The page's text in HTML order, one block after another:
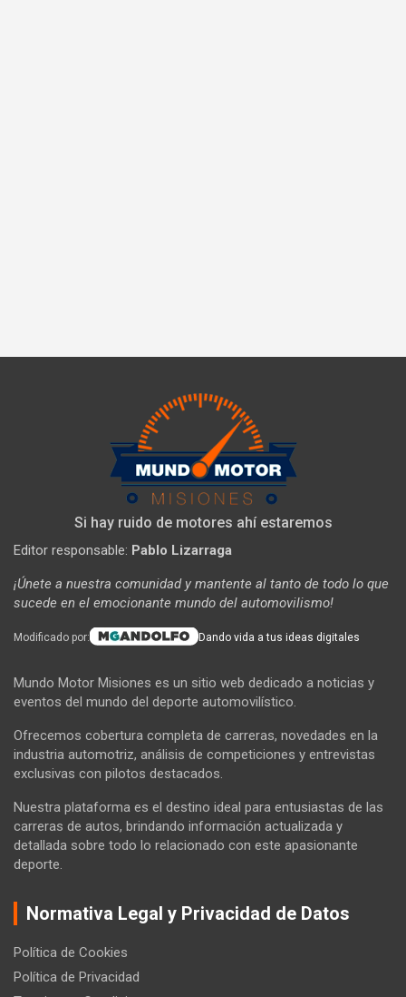
Si hay ruido de motores ahí estaremos
Editor responsable: Pablo Lizarraga
¡Únete a nuestra comunidad y mantente al tanto de todo lo que
sucede en el emocionante mundo del automovilismo!
Modificado por: Dando vida a tus ideas digitales
Mundo Motor Misiones es un sitio web dedicado a noticias y
eventos del mundo del deporte automovilístico.
Ofrecemos cobertura completa de carreras, novedades en la
industria automotriz, análisis de competiciones y entrevistas
exclusivas con pilotos destacados.
Nuestra plataforma es el destino ideal para entusiastas de las
carreras de autos, brindando información actualizada y
detallada sobre todo lo relacionado con este apasionante
deporte.
Normativa Legal y Privacidad de Datos
Política de Cookies
Política de Privacidad